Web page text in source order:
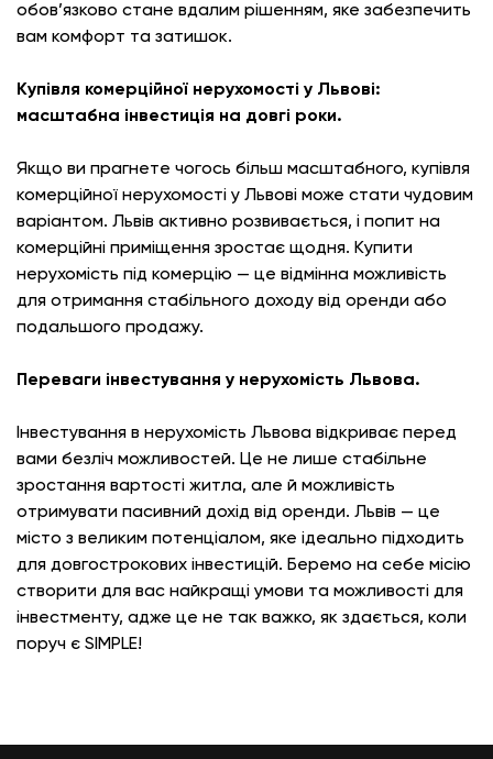
обов’язково стане вдалим рішенням, яке забезпечить
вам комфорт та затишок.
Купівля комерційної нерухомості у Львові:
масштабна інвестиція на довгі роки.
Якщо ви прагнете чогось більш масштабного, купівля
комерційної нерухомості у Львові може стати чудовим
варіантом. Львів активно розвивається, і попит на
комерційні приміщення зростає щодня. Купити
нерухомість під комерцію — це відмінна можливість
для отримання стабільного доходу від оренди або
подальшого продажу.
Переваги інвестування у нерухомість Львова.
Інвестування в нерухомість Львова відкриває перед
вами безліч можливостей. Це не лише стабільне
зростання вартості житла, але й можливість
отримувати пасивний дохід від оренди. Львів — це
місто з великим потенціалом, яке ідеально підходить
для довгострокових інвестицій. Беремо на себе місію
створити для вас найкращі умови та можливості для
інвестменту, адже це не так важко, як здається, коли
поруч є SIMPLE!